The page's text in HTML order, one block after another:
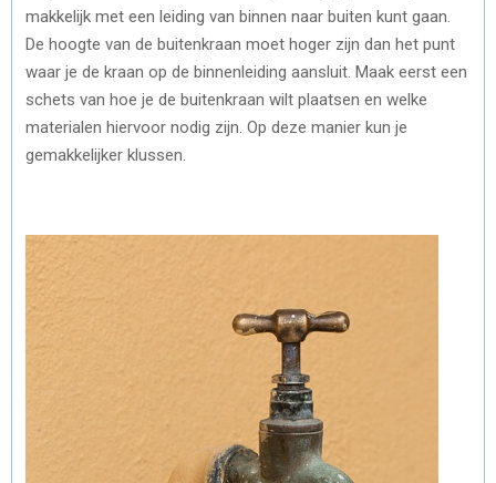
makkelijk met een leiding van binnen naar buiten kunt gaan.
De hoogte van de buitenkraan moet hoger zijn dan het punt
waar je de kraan op de binnenleiding aansluit. Maak eerst een
schets van hoe je de buitenkraan wilt plaatsen en welke
materialen hiervoor nodig zijn. Op deze manier kun je
gemakkelijker klussen.